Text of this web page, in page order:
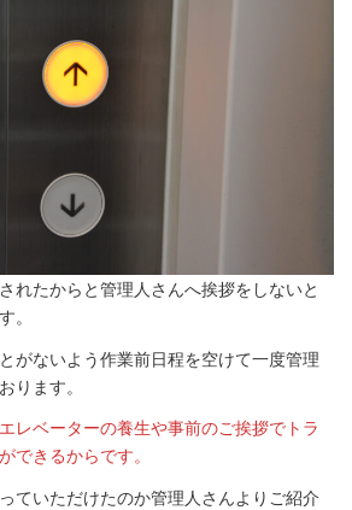
れたからと管理人さんへ挨拶をしないと
。
がないよう作業前日程を空けて一度管理
ります。
レベーターの養生や事前のご挨拶でトラ
できるからです。
ていただけたのか管理人さんよりご紹介